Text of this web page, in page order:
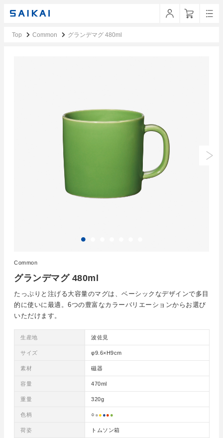
Top Common グランデマグ 480ml
グランデマグ 480ml
Common
たっぷりと注げる大容量のマグは、ベーシックなデザインで多目
的に使いに最適。6つの豊富なカラーバリエーションからお選び
いただけます。
生産地 波佐見
サイズ φ9.6×H9cm
素材 磁器
容量 470ml
重量 320g
色柄 ○ ●● ●● ●
荷姿 トムソン箱